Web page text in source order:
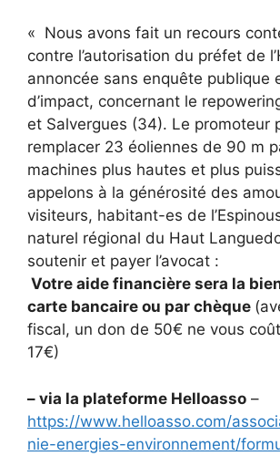
« Nous avons fait un recours
contre l’autorisation du préfet de
annoncée sans enquête publique
d’impact, concernant le
et Salvergues (34). Le promoteur
remplacer 23 éoliennes de 90 m
machines plus hautes et plus
appelons à la générosité des
visiteurs, habitant-es de
naturel régional du Haut
soutenir et payer l’avocat :
Votre aide financière sera la
carte bancaire ou par chèque
fiscal, un don de 50€ ne vous
17€)
– via la plateforme Helloasso –
https://www.helloasso.com/
nie-energies-environnement/